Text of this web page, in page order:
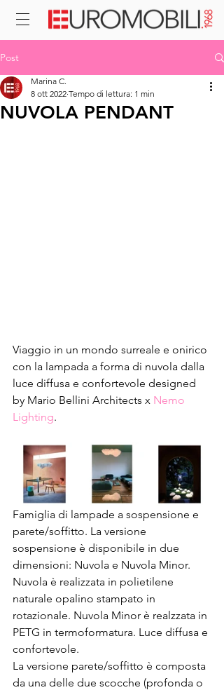
Post
NUVOLA PENDANT
Marina C.
8 ott 2022 Tempo di lettura: 1 min
Viaggio in un mondo surreale e onirico
con la lampada a forma di nuvola dalla
luce diffusa e confortevole designed
by Mario Bellini Architects x Nemo
Lighting.
Famiglia di lampade a sospensione e
parete/soffitto. La versione
sospensione è disponibile in due
dimensioni: Nuvola e Nuvola Minor.
Nuvola è realizzata in polietilene
naturale opalino stampato in
rotazionale. Nuvola Minor è realzzata in
PETG in termoformatura. Luce diffusa e
confortevole.
La versione parete/soffitto è composta
da una delle due scocche (profonda o